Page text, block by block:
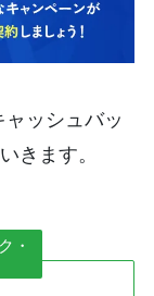
ッシュバッ
きます。
・